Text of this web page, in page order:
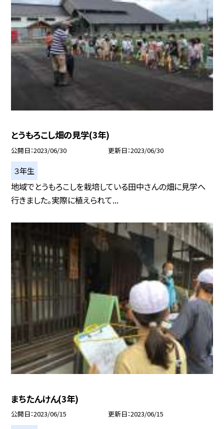
とうもろこし畑の見学(3年)
公開日 2023/06/30 更新日 2023/06/30
３年生
地域でとうもろこしを栽培している田中さんの畑に見学へ
行きました。実際に植えられて...
まちたんけん(3年)
公開日 2023/06/15 更新日 2023/06/15